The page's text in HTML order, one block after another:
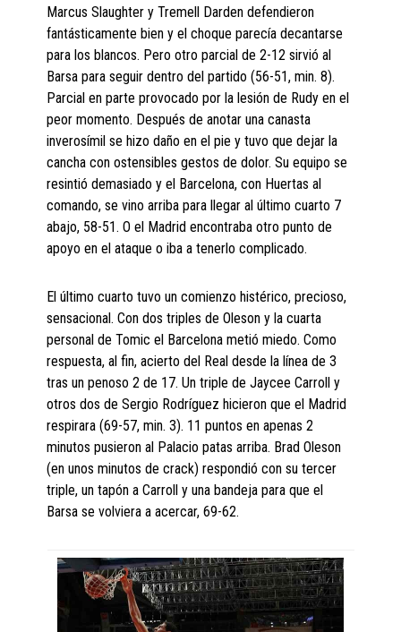
Marcus Slaughter y Tremell Darden defendieron
fantásticamente bien y el choque parecía decantarse
para los blancos. Pero otro parcial de 2-12 sirvió al
Barsa para seguir dentro del partido (56-51, min. 8).
Parcial en parte provocado por la lesión de Rudy en el
peor momento. Después de anotar una canasta
inverosímil se hizo daño en el pie y tuvo que dejar la
cancha con ostensibles gestos de dolor. Su equipo se
resintió demasiado y el Barcelona, con Huertas al
comando, se vino arriba para llegar al último cuarto 7
abajo, 58-51. O el Madrid encontraba otro punto de
apoyo en el ataque o iba a tenerlo complicado.
El último cuarto tuvo un comienzo histérico, precioso,
sensacional. Con dos triples de Oleson y la cuarta
personal de Tomic el Barcelona metió miedo. Como
respuesta, al fin, acierto del Real desde la línea de 3
tras un penoso 2 de 17. Un triple de Jaycee Carroll y
otros dos de Sergio Rodríguez hicieron que el Madrid
respirara (69-57, min. 3). 11 puntos en apenas 2
minutos pusieron al Palacio patas arriba. Brad Oleson
(en unos minutos de crack) respondió con su tercer
triple, un tapón a Carroll y una bandeja para que el
Barsa se volviera a acercar, 69-62.